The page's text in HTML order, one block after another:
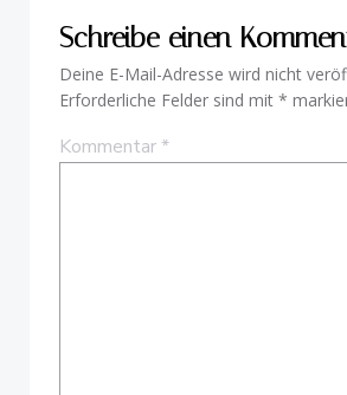
Schreibe einen
Deine E-Mail-Adresse wird nicht
Erforderliche Felder sind mit *
Kommentar*